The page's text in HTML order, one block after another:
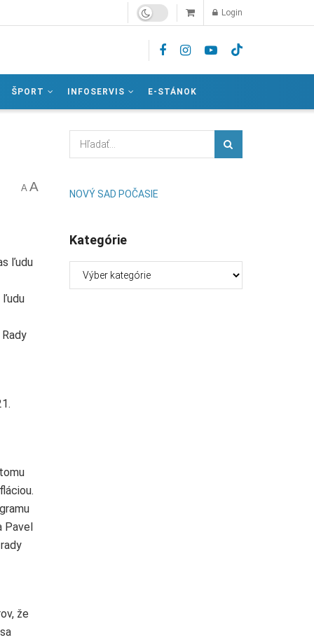
Login
ŠPORT INFOSERVIS E-STÁNOK
A A
ľudu
ľudu
Pavel
že
NOVÝ SAD POČASIE
Kategórie